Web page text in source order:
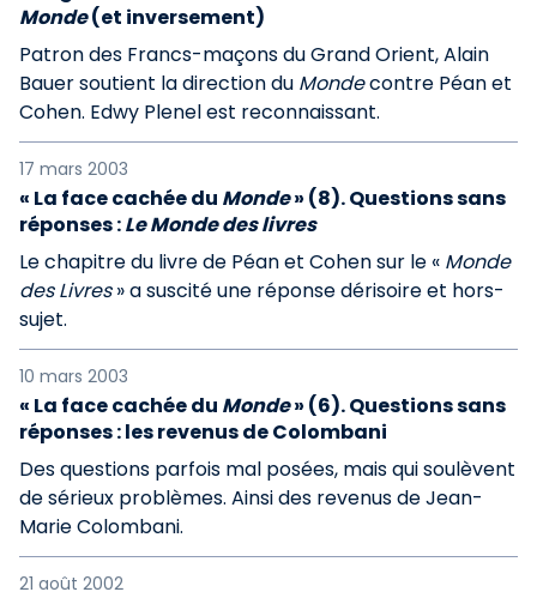
Monde(et inversement)
Patron des Francs-maçons du Grand Orient, Alain
Bauer soutient la direction du Mondecontre Péan et
Cohen. Edwy Plenel est reconnaissant.
17 mars 2003
« La face cachée du Monde» (8). Questions sans
réponses :Le Monde des livres
Le chapitre du livre de Péan et Cohen sur le « Monde
des Livres» a suscité une réponse dérisoire et hors-
sujet.
10 mars 2003
« La face cachée du Monde» (6). Questions sans
réponses : les revenus de Colombani
Des questions parfois mal posées, mais qui soulèvent
de sérieux problèmes. Ainsi des revenus de Jean-
Marie Colombani.
21 août 2002